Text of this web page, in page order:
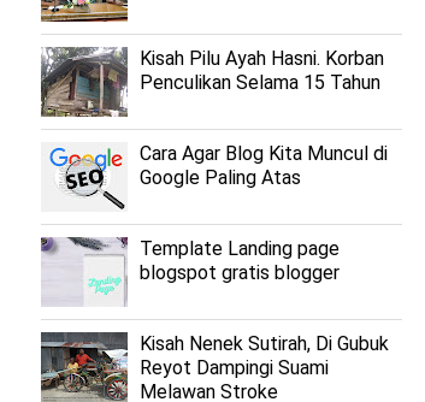
Kisah Pilu Ayah Hasni. Korban
Penculikan Selama 15 Tahun
Cara Agar Blog Kita Muncul di
Google Paling Atas
Template Landing page
blogspot gratis blogger
Kisah Nenek Sutirah, Di Gubuk
Reyot Dampingi Suami
Melawan Stroke